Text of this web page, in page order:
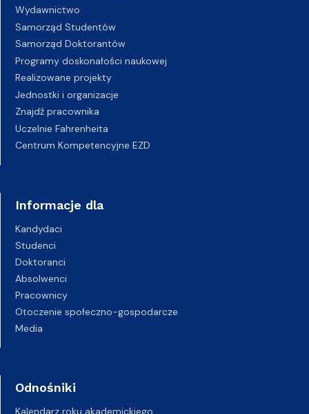
Wydawnictwo
Samorząd Studentów
Samorząd Doktorantów
Programy doskonałości naukowej
Realizowane projekty
Jednostki i organizacje
Znajdź pracownika
Uczelnie Fahrenheita
Centrum Kompetencyjne EZD
Informacje dla
Kandydaci
Studenci
Doktoranci
Absolwenci
Pracownicy
Otoczenie społeczno-gospodarcze
Media
Odnośniki
Kalendarz roku akademickiego